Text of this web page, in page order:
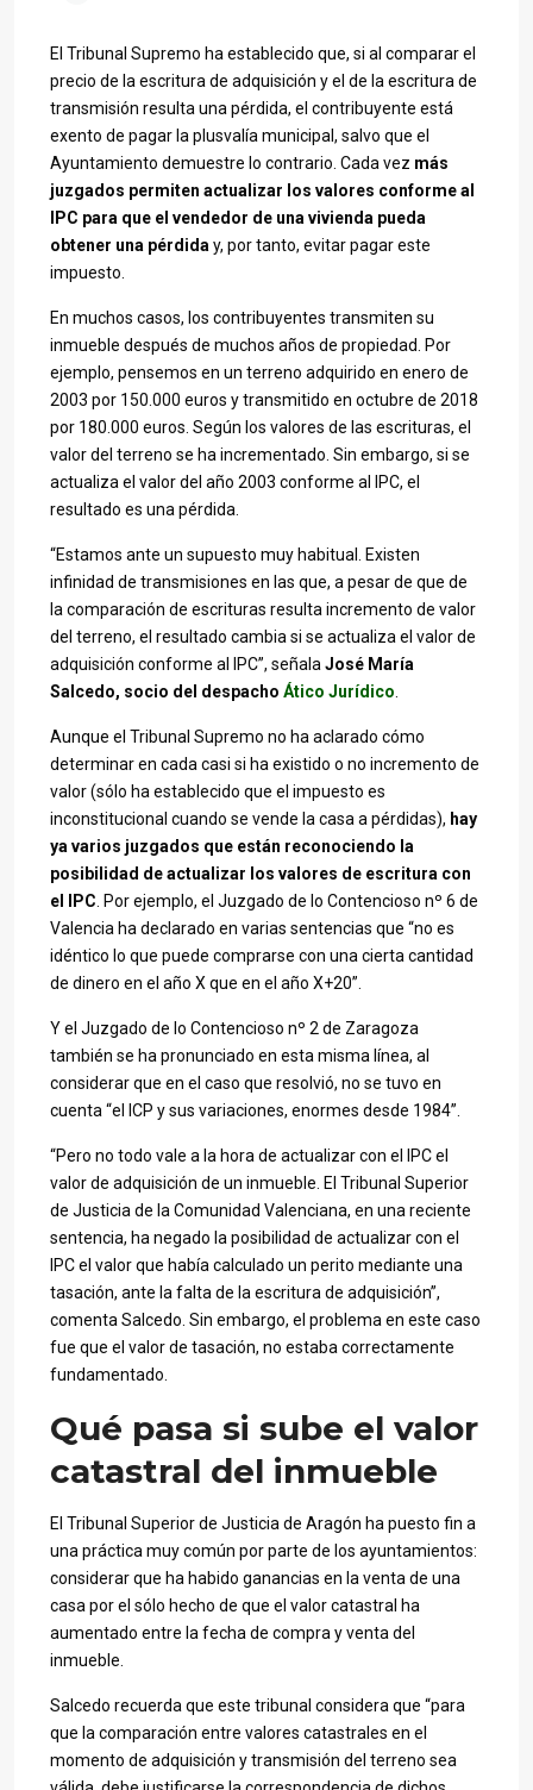
El Tribunal Supremo ha establecido que, si al comparar el
precio de la escritura de adquisición y el de la escritura de
transmisión resulta una pérdida, el contribuyente está
exento de pagar la plusvalía municipal, salvo que el
Ayuntamiento demuestre lo contrario. Cada vez más
juzgados permiten actualizar los valores conforme al
IPC para que el vendedor de una vivienda pueda
obtener una pérdida y, por tanto, evitar pagar este
impuesto.
En muchos casos, los contribuyentes transmiten su
inmueble después de muchos años de propiedad. Por
ejemplo, pensemos en un terreno adquirido en enero de
2003 por 150.000 euros y transmitido en octubre de 2018
por 180.000 euros. Según los valores de las escrituras, el
valor del terreno se ha incrementado. Sin embargo, si se
actualiza el valor del año 2003 conforme al IPC, el
resultado es una pérdida.
“Estamos ante un supuesto muy habitual. Existen
infinidad de transmisiones en las que, a pesar de que de
la comparación de escrituras resulta incremento de valor
del terreno, el resultado cambia si se actualiza el valor de
adquisición conforme al IPC”, señala José María
Salcedo, socio del despacho Ático Jurídico
Aunque el Tribunal Supremo no ha aclarado cómo
determinar en cada casi si ha existido o no incremento de
valor (sólo ha establecido que el impuesto es
inconstitucional cuando se vende la casa a pérdidas), hay
ya varios juzgados que están reconociendo la
posibilidad de actualizar los valores de escritura con
el IPC . Por ejemplo, el Juzgado de lo Contencioso nº 6 de
Valencia ha declarado en varias sentencias que “no es
idéntico lo que puede comprarse con una cierta cantidad
de dinero en el año X que en el año X+20”.
Y el Juzgado de lo Contencioso nº 2 de Zaragoza
también se ha pronunciado en esta misma línea, al
considerar que en el caso que resolvió, no se tuvo en
cuenta “el ICP y sus variaciones, enormes desde 1984”.
“Pero no todo vale a la hora de actualizar con el IPC el
valor de adquisición de un inmueble. El Tribunal Superior
de Justicia de la Comunidad Valenciana, en una reciente
sentencia, ha negado la posibilidad de actualizar con el
IPC el valor que había calculado un perito mediante una
tasación, ante la falta de la escritura de adquisición”,
comenta Salcedo. Sin embargo, el problema en este caso
fue que el valor de tasación, no estaba correctamente
fundamentado.
Qué pasa si sube el valor
catastral del inmueble
El Tribunal Superior de Justicia de Aragón ha puesto fin a
una práctica muy común por parte de los ayuntamientos:
considerar que ha habido ganancias en la venta de una
casa por el sólo hecho de que el valor catastral ha
aumentado entre la fecha de compra y venta del
inmueble.
Salcedo recuerda que este tribunal considera que “para
que la comparación entre valores catastrales en el
momento de adquisición y transmisión del terreno sea